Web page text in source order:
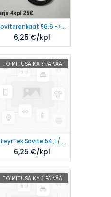
Soviterenkaat 56.6 -> 54.1
6,25 €/kpl
TOIMITUSAIKA 3 PÄIVÄÄ
SteyrTek Sovite 54,1 / 56,1
6,25 €/kpl
TOIMITUSAIKA 3 PÄIVÄÄ